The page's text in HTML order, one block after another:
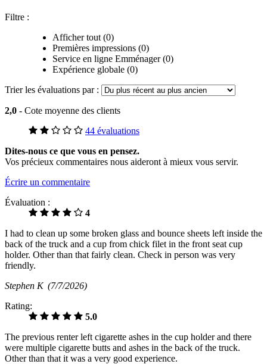
Filtre :
Afficher tout (0)
Premières impressions (0)
Service en ligne Emménager (0)
Expérience globale (0)
Trier les évaluations par :
2,0 - Cote moyenne des clients
44 évaluations
Dites-nous ce que vous en pensez.
Vos précieux commentaires nous aideront à mieux vous servir.
Écrire un commentaire
Évaluation :
4
I had to clean up some broken glass and bounce sheets left inside the
back of the truck and a cup from chick filet in the front seat cup
holder. Other than that fairly clean. Check in person was very
friendly.
Stephen K (7/7/2026)
Rating:
5.0
The previous renter left cigarette ashes in the cup holder and there
were multiple cigarette butts and ashes in the back of the truck.
Other than that it was a very good experience.